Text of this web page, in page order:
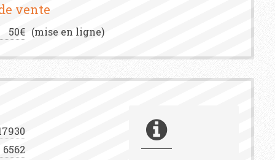
vente
50€ (mise en ligne)
6562